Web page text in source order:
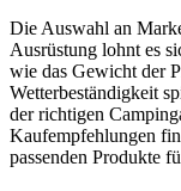
Die Auswahl an
Ausrüstung lohnt es
wie das Gewicht der
Wetterbeständigkeit
der richtigen
Kaufempfehlungen
passenden Produkte